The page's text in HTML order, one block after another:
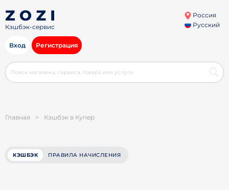
Кэшбэк-сервис
Россия
Русский
Вход Регистрация
Главная > Кэшбэк в Купер
КЭШБЭК ПРАВИЛА НАЧИСЛЕНИЯ